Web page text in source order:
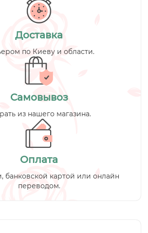
Доставка
по Киеву и области.
Самовывоз
из нашего магазина.
Оплата
банковской картой или онлайн
переводом.